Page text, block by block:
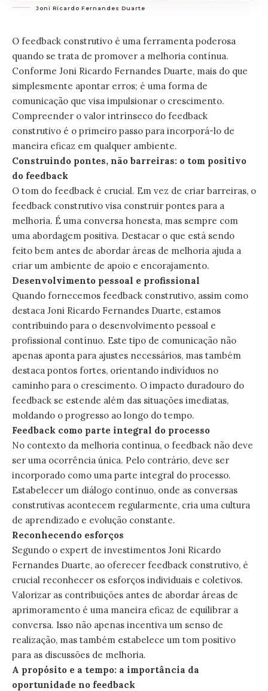
Joni Ricardo Fernandes Duarte
O feedback construtivo é uma ferramenta poderosa
quando se trata de promover a melhoria contínua.
Conforme Joni Ricardo Fernandes Duarte, mais do que
simplesmente apontar erros; é uma forma de
comunicação que visa impulsionar o crescimento.
Compreender o valor intrínseco do feedback
construtivo é o primeiro passo para incorporá-lo de
maneira eficaz em qualquer ambiente.
Construindo pontes, não barreiras: o tom positivo
do feedback
O tom do feedback é crucial. Em vez de criar barreiras, o
feedback construtivo visa construir pontes para a
melhoria. É uma conversa honesta, mas sempre com
uma abordagem positiva. Destacar o que está sendo
feito bem antes de abordar áreas de melhoria ajuda a
criar um ambiente de apoio e encorajamento.
Desenvolvimento pessoal e profissional
Quando fornecemos feedback construtivo, assim como
destaca Joni Ricardo Fernandes Duarte, estamos
contribuindo para o desenvolvimento pessoal e
profissional contínuo. Este tipo de comunicação não
apenas aponta para ajustes necessários, mas também
destaca pontos fortes, orientando indivíduos no
caminho para o crescimento. O impacto duradouro do
feedback se estende além das situações imediatas,
moldando o progresso ao longo do tempo.
Feedback como parte integral do processo
No contexto da melhoria contínua, o feedback não deve
ser uma ocorrência única. Pelo contrário, deve ser
incorporado como uma parte integral do processo.
Estabelecer um diálogo contínuo, onde as conversas
construtivas acontecem regularmente, cria uma cultura
de aprendizado e evolução constante.
Reconhecendo esforços
Segundo o expert de investimentos Joni Ricardo
Fernandes Duarte, ao oferecer feedback construtivo, é
crucial reconhecer os esforços individuais e coletivos.
Valorizar as contribuições antes de abordar áreas de
aprimoramento é uma maneira eficaz de equilibrar a
conversa. Isso não apenas incentiva um senso de
realização, mas também estabelece um tom positivo
para as discussões de melhoria.
A propósito e a tempo: a importância da
oportunidade no feedback